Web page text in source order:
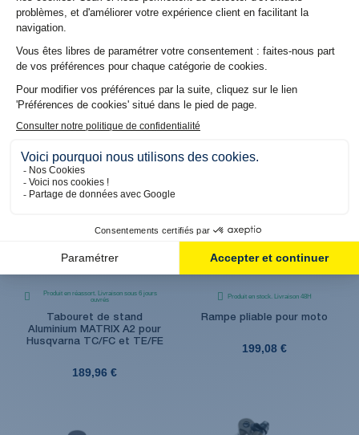
Produit en stock. Livraison 48H
Aluminium anodisée Bleue
pour Husqvarna
TC/FC/TE/FE/FS
69,90 €
Produit en stock. Livraison 48H
(2,15x19") pour Husqvarna
TC/FC (14-22) et TE/FE (14-
549,00 €
Produit en réassort. Livraison sous 6 jours
ouvrés
Tabouret de stand
Aluminium MATRIX A2 pour
Husqvarna TC/FC et TE/FE
189,96 €
Produit en stock. Livraison 48H
Rampe pliable pour moto
199,08 €